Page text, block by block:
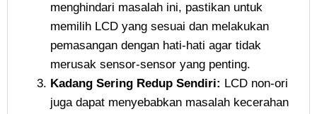
menghindari masalah ini, pastikan untuk
memilih LCD yang sesuai dan melakukan
pemasangan dengan hati-hati agar tidak
merusak sensor-sensor yang penting.
Kadang Sering Redup Sendiri: LCD non-ori
juga dapat menyebabkan masalah kecerahan